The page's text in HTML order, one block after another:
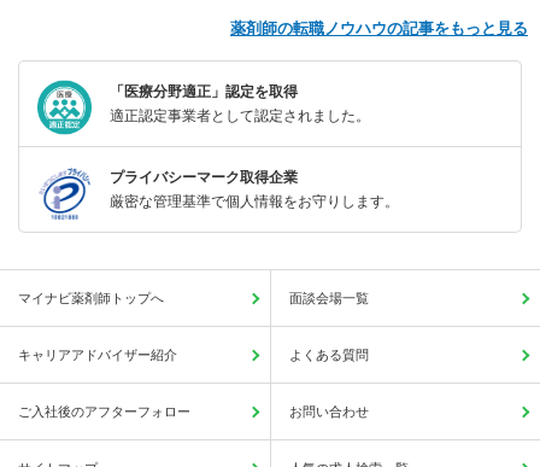
薬剤師の転職ノウハウの記事をもっと見る
「医療分野適正」認定を取得
適正認定事業者として認定されました。
プライバシーマーク取得企業
厳密な管理基準で個人情報をお守りします。
マイナビ薬剤師トップへ 面談会場一覧
キャリアアドバイザー紹介 よくある質問
ご入社後のアフターフォロー お問い合わせ